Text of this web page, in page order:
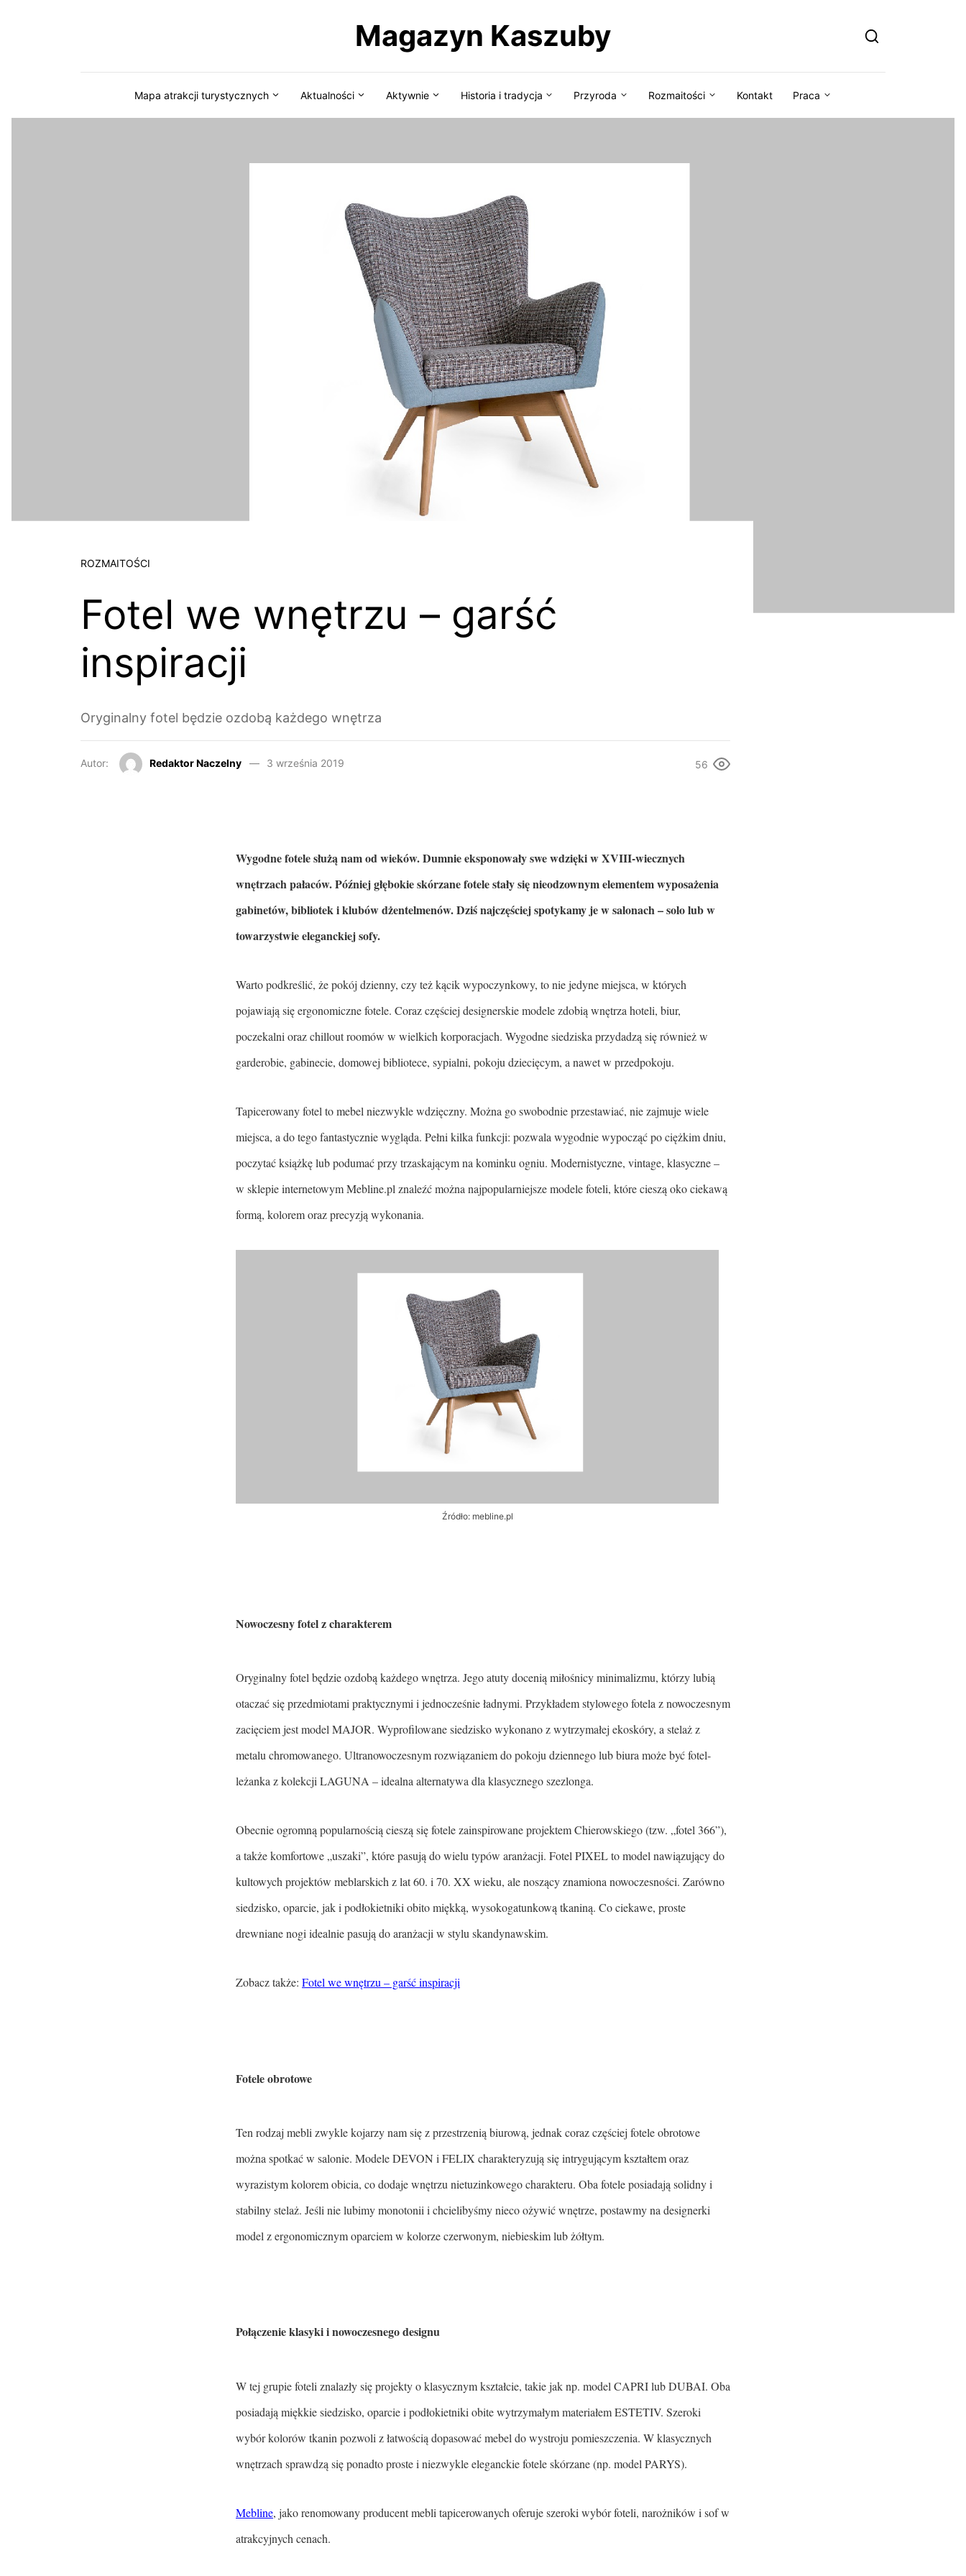
Magazyn Kaszuby
Mapa atrakcji turystycznych Aktualności Aktywnie Historia i tradycja Przyroda Rozmaitości Kontakt Praca
ROZMAITOŚCI
Fotel we wnętrzu – garść
inspiracji
Oryginalny fotel będzie ozdobą każdego wnętrza
Autor: Redaktor Naczelny 3 września 2019 56
Wygodne fotele służą nam od wieków. Dumnie eksponowały swe wdzięki w XVIII-wiecznych
wnętrzach pałaców. Później głębokie skórzane fotele stały się nieodzownym elementem wyposażenia
gabinetów, bibliotek i klubów dżentelmenów. Dziś najczęściej spotykamy je w salonach – solo lub w
towarzystwie eleganckiej sofy.
Warto podkreślić, że pokój dzienny, czy też kącik wypoczynkowy, to nie jedyne miejsca, w których
pojawiają się ergonomiczne fotele. Coraz częściej designerskie modele zdobią wnętrza hoteli, biur,
poczekalni oraz chillout roomów w wielkich korporacjach. Wygodne siedziska przydadzą się również w
garderobie, gabinecie, domowej bibliotece, sypialni, pokoju dziecięcym, a nawet w przedpokoju.
Tapicerowany fotel to mebel niezwykle wdzięczny. Można go swobodnie przestawiać, nie zajmuje wiele
miejsca, a do tego fantastycznie wygląda. Pełni kilka funkcji: pozwala wygodnie wypocząć po ciężkim dniu,
poczytać książkę lub podumać przy trzaskającym na kominku ogniu. Modernistyczne, vintage, klasyczne –
w sklepie internetowym Mebline.pl znaleźć można najpopularniejsze modele foteli, które cieszą oko ciekawą
formą, kolorem oraz precyzją wykonania.
Źródło: mebline.pl
Nowoczesny fotel z charakterem
Oryginalny fotel będzie ozdobą każdego wnętrza. Jego atuty docenią miłośnicy minimalizmu, którzy lubią
otaczać się przedmiotami praktycznymi i jednocześnie ładnymi. Przykładem stylowego fotela z nowoczesnym
zacięciem jest model MAJOR. Wyprofilowane siedzisko wykonano z wytrzymałej ekoskóry, a stelaż z
metalu chromowanego. Ultranowoczesnym rozwiązaniem do pokoju dziennego lub biura może być fotel-
leżanka z kolekcji LAGUNA – idealna alternatywa dla klasycznego szezlonga.
Obecnie ogromną popularnością cieszą się fotele zainspirowane projektem Chierowskiego (tzw. „fotel 366”),
a także komfortowe „uszaki”, które pasują do wielu typów aranżacji. Fotel PIXEL to model nawiązujący do
kultowych projektów meblarskich z lat 60. i 70. XX wieku, ale noszący znamiona nowoczesności. Zarówno
siedzisko, oparcie, jak i podłokietniki obito miękką, wysokogatunkową tkaniną. Co ciekawe, proste
drewniane nogi idealnie pasują do aranżacji w stylu skandynawskim.
Zobacz także: Fotel we wnętrzu – garść inspiracji
Fotele obrotowe
Ten rodzaj mebli zwykle kojarzy nam się z przestrzenią biurową, jednak coraz częściej fotele obrotowe
można spotkać w salonie. Modele DEVON i FELIX charakteryzują się intrygującym kształtem oraz
wyrazistym kolorem obicia, co dodaje wnętrzu nietuzinkowego charakteru. Oba fotele posiadają solidny i
stabilny stelaż. Jeśli nie lubimy monotonii i chcielibyśmy nieco ożywić wnętrze, postawmy na designerki
model z ergonomicznym oparciem w kolorze czerwonym, niebieskim lub żółtym.
Połączenie klasyki i nowoczesnego designu
W tej grupie foteli znalazły się projekty o klasycznym kształcie, takie jak np. model CAPRI lub DUBAI. Oba
posiadają miękkie siedzisko, oparcie i podłokietniki obite wytrzymałym materiałem ESTETIV. Szeroki
wybór kolorów tkanin pozwoli z łatwością dopasować mebel do wystroju pomieszczenia. W klasycznych
wnętrzach sprawdzą się ponadto proste i niezwykle eleganckie fotele skórzane (np. model PARYS).
Mebline, jako renomowany producent mebli tapicerowanych oferuje szeroki wybór foteli, narożników i sof w
atrakcyjnych cenach.